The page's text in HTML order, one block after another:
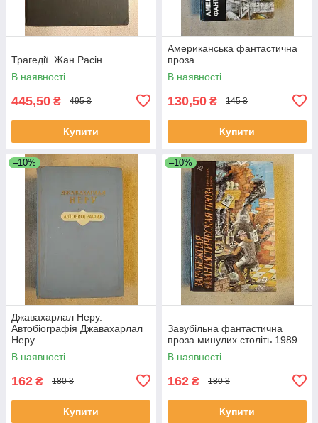
Трагедії. Жан Расін
В наявності
445,50 ₴ 495 ₴
Купити
Американська фантастична
проза.
В наявності
130,50 ₴ 145 ₴
Купити
–10%
Джавахарлал Неру.
Автобіографія Джавахарлал
Неру
В наявності
162 ₴ 180 ₴
Купити
–10%
Завубільна фантастична
проза минулих століть 1989
В наявності
162 ₴ 180 ₴
Купити